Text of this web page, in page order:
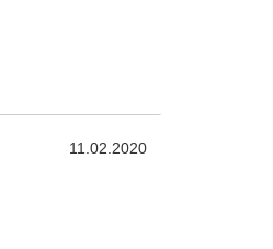
11.02.2020